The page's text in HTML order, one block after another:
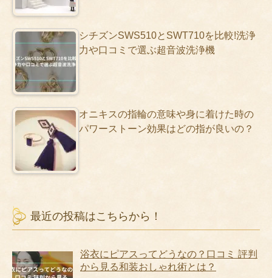
シチズンSWS510とSWT710を比較!洗浄
力や口コミで選ぶ超音波洗浄機
オニキスの指輪の意味や身に着けた時の
パワーストーン効果はどの指が良いの？
最近の投稿はこちらから！
浴衣にピアスってどうなの？口コミ 評判
から見る和装おしゃれ術とは？